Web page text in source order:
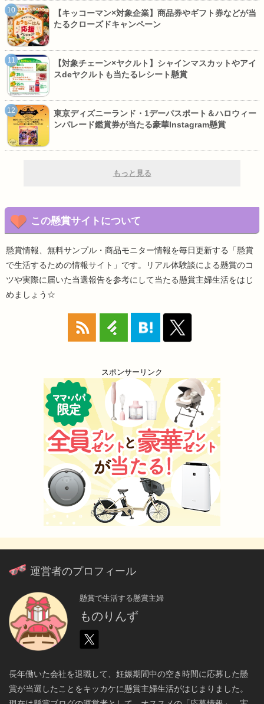
【キッコーマン×対象企業】商品券やギフト券などが当
たるクローズドキャンペーン
【対象チェーン×ヤクルト】シャインマスカットやアイ
スdeヤクルトも当たるレシート懸賞
東京ディズニーランド・1デーパスポート＆ハロウィー
ンパレード鑑賞券が当たる豪華Instagram懸賞
もっと見る
この懸賞サイトについて
懸賞情報、無料サンプル・商品モニター情報を毎日更新する「懸賞
で生活するための情報サイト」です。リアル体験談による懸賞のコ
ツや実際に届いた当選報告を参考にして当たる懸賞主婦生活をはじ
めましょう☆
スポンサーリンク
運営者のプロフィール
懸賞で生活する懸賞主婦
ものりんず
長年働いた会社を退職して、妊娠期間中の空き時間に応募した懸
賞が当選したことをキッカケに懸賞主婦生活がはじまりました。